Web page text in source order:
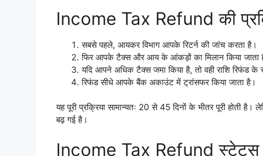
Income Tax Refund की
सबसे पहले, आयकर विभाग आपके रिटर्न की जांच करता है।
फिर आपके टैक्स और आय के आंकड़ों का मिलान किया जाता
यदि आपने अधिक टैक्स जमा किया है, तो वही राशि रिफंड के
रिफंड सीधे आपके बैंक अकाउंट में ट्रांसफर किया जाता है।
यह पूरी प्रक्रिया सामान्यतः 20 से 45 दिनों के भीतर पूरी होती
बढ़ गई है।
Income Tax Refund